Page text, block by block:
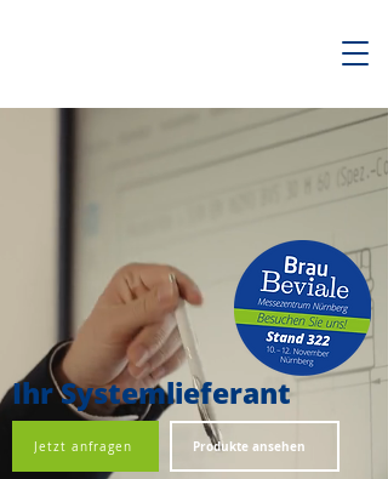
Ihr Systemlieferant
Jetzt anfragen Produkte ansehen